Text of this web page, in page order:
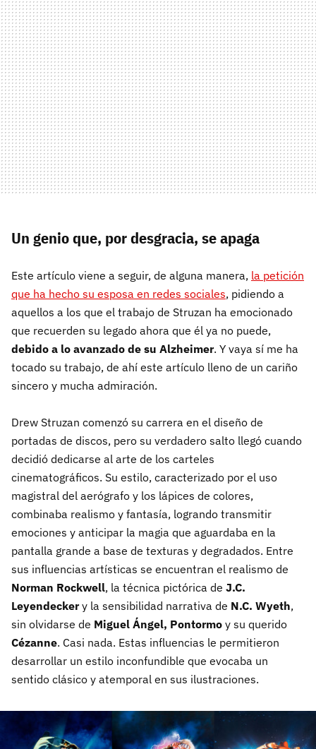
Un genio que, por desgracia, se apaga
Este artículo viene a seguir, de alguna manera, la petición
que ha hecho su esposa en redes sociales, pidiendo a
aquellos a los que el trabajo de Struzan ha emocionado
que recuerden su legado ahora que él ya no puede,
debido a lo avanzado de su Alzheimer. Y vaya sí me ha
tocado su trabajo, de ahí este artículo lleno de un cariño
sincero y mucha admiración.
Drew Struzan comenzó su carrera en el diseño de
portadas de discos, pero su verdadero salto llegó cuando
decidió dedicarse al arte de los carteles
cinematográficos. Su estilo, caracterizado por el uso
magistral del aerógrafo y los lápices de colores,
combinaba realismo y fantasía, logrando transmitir
emociones y anticipar la magia que aguardaba en la
pantalla grande a base de texturas y degradados. Entre
sus influencias artísticas se encuentran el realismo de
Norman Rockwell, la técnica pictórica de J.C.
Leyendeckery la sensibilidad narrativa de N.C. Wyeth,
sin olvidarse de Miguel Ángel, Pontormo y su querido
Cézanne. Casi nada. Estas influencias le permitieron
desarrollar un estilo inconfundible que evocaba un
sentido clásico y atemporal en sus ilustraciones.